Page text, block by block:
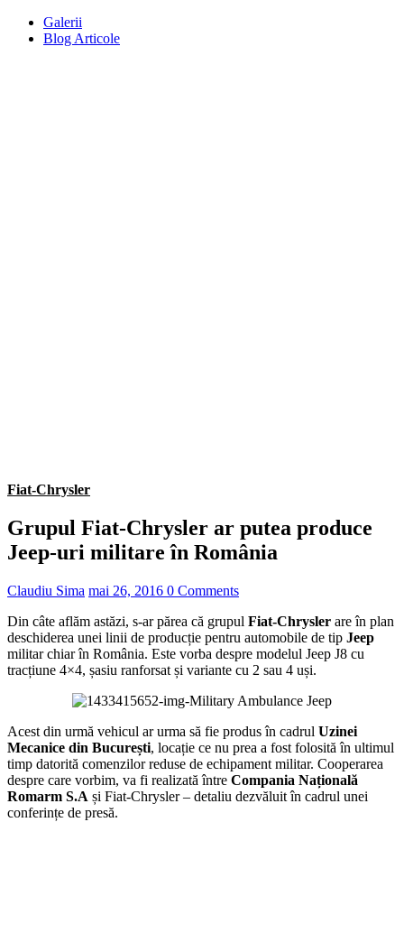
Galerii
Blog Articole
Fiat-Chrysler
Grupul Fiat-Chrysler ar putea produce
Jeep-uri militare în România
Claudiu Sima mai 26, 2016 0 Comments
Din câte aflăm astăzi, s-ar părea că grupul Fiat-Chrysler are în plan
deschiderea unei linii de producție pentru automobile de tip Jeep
militar chiar în România. Este vorba despre modelul Jeep J8 cu
tracțiune 4×4, șasiu ranforsat și variante cu 2 sau 4 uși.
Acest din urmă vehicul ar urma să fie produs în cadrul Uzinei
Mecanice din București, locație ce nu prea a fost folosită în ultimul
timp datorită comenzilor reduse de echipament militar. Cooperarea
despre care vorbim, va fi realizată între Compania Națională
Romarm S.A și Fiat-Chrysler – detaliu dezvăluit în cadrul unei
conferințe de presă.